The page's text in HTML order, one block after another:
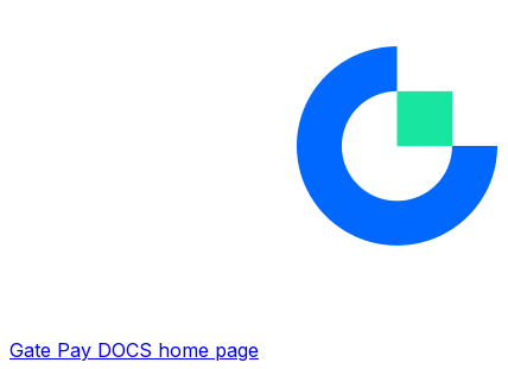
Gate Pay DOCS home page